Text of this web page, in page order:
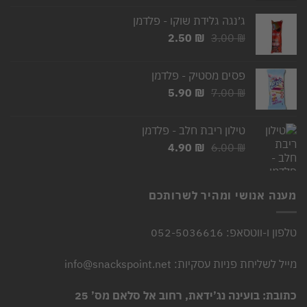
3.00 ₪.
2.50 ₪.
ג׳נגה גלידת שוקו - פלדמן
3.00₪
המחיר
3.00 ₪.
2.50 ₪
המחיר
2.50 ₪.
פסים מסטיק - פלדמן
7.00₪
המחיר
7.00 ₪.
5.90 ₪
המחיר
5.90 ₪.
טילון ריבת חלב - פלדמן
6.00₪
המחיר
6.00 ₪.
4.90 ₪
המחיר
4.90 ₪.
מענה אנושי ומהיר לשרותכם
טלפון ו-ווטסאפ: 052-5036616
מייל לשליחת פניות עסקיות: info@snackspoint.net
כתובת: בועינה נג’ידאת, רחוב אל סלאם מס’ 25